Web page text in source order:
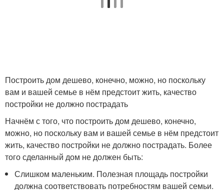
Построить дом дешево, конечно, можно, но поскольку
вам и вашей семье в нём предстоит жить, качество
постройки не должно пострадать
Начнём с того, что построить дом дешево, конечно,
можно, но поскольку вам и вашей семье в нём предстоит
жить, качество постройки не должно пострадать. Более
того сделанный дом не должен быть:
Слишком маленьким. Полезная площадь постройки
должна соответствовать потребностям вашей семьи.